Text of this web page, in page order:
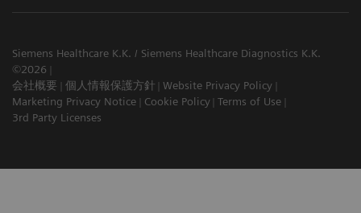
Siemens Healthcare K.K. / Siemens Healthcare Diagnostics K.K.
©2026
会社概要
個人情報保護方針
Website Privacy Policy
Marketing Privacy Notice
Cookie Policy Terms of Use
3rd Party Licenses